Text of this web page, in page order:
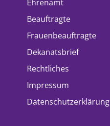
Ehrenamt
Beauftragte
Frauenbeauftragte
Dekanatsbrief
Rechtliches
Impressum
Datenschutzerklärung